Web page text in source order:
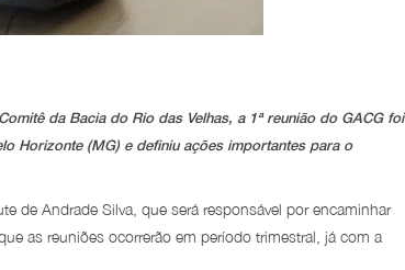
da Bacia do Rio das Velhas, a 1ª reunião do GACG foi
Horizonte (MG) e definiu ações importantes para o
de Andrade Silva, que será responsável por encaminhar
as reuniões ocorrerão em período trimestral, já com a